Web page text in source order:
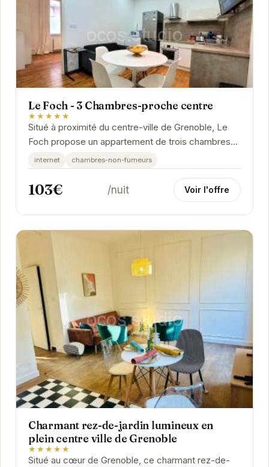
Le Foch - 3 Chambres-proche centre
★★★★★
Situé à proximité du centre-ville de Grenoble, Le
Foch propose un appartement de trois chambres
confortable et fonctionnel. Idéal pour un séjour...
internet chambres-non-fumeurs
103€ /nuit Voir l'offre
Charmant rez-de-jardin lumineux en
plein centre ville de Grenoble
★★★★★
Situé au cœur de Grenoble, ce charmant rez-de-